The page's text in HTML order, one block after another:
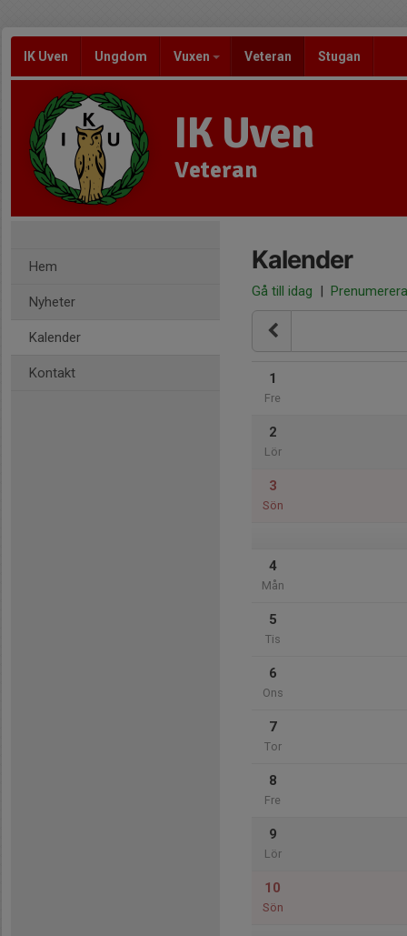
IK Uven Ungdom Vuxen Veteran Stugan
IK Uven
Veteran
Hem
Nyheter
Kalender
Kontakt
Kalender
Gå till idag | Prenumerera
1
Fre
2
Lör
3
Sön
4
Mån
5
Tis
6
Ons
7
Tor
8
Fre
9
Lör
10
Sön